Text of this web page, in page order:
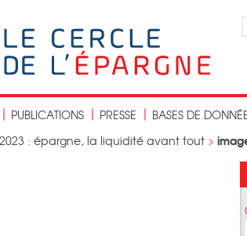
PUBLICATIONS PRESSE
BASES DE
2023 : épargne, la liquidité avant tout >